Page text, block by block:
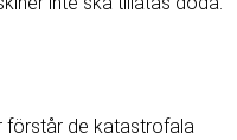
förstår de katastrofala